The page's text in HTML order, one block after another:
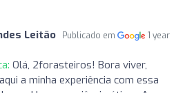
Leitão Publicado em
1 year
Olá, 2forasteiros! Bora viver,
a minha experiência com essa